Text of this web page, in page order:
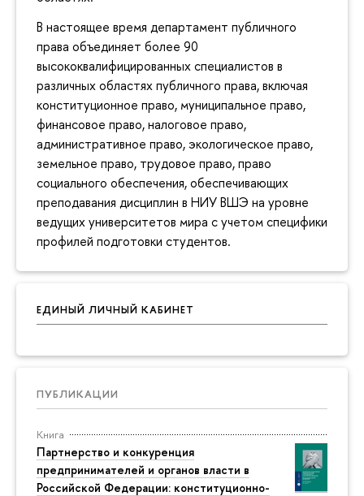
В настоящее время департамент публичного
права объединяет более 90
высококвалифицированных специалистов в
различных областях публичного права, включая
конституционное право, муниципальное право,
финансовое право, налоговое право,
административное право, экологическое право,
земельное право, трудовое право, право
социального обеспечения, обеспечивающих
преподавания дисциплин в НИУ ВШЭ на уровне
ведущих университетов мира с учетом специфики
профилей подготовки студентов.
ЕДИНЫЙ ЛИЧНЫЙ КАБИНЕТ
ПУБЛИКАЦИИ
Книга
Партнерство и конкуренция
предпринимателей и органов власти в
Российской Федерации: конституционно-